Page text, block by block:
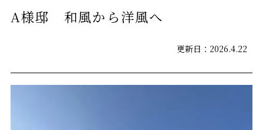
A様邸 和風から洋風へ
更新日：2026.4.22